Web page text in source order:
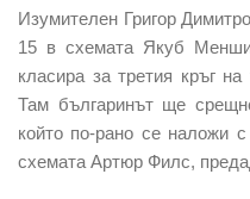
Изумителен Григор
15 в схемата Якуб
класира за третия кръг
Там българинът ще
който по-рано се наложи
схемата Артюр Филс,